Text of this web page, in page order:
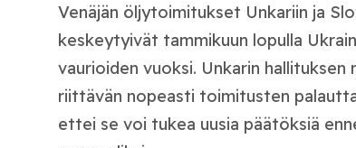
Venäjän öljytoimitukset Unkariin ja
keskeytyivät tammikuun lopulla
vaurioiden vuoksi. Unkarin
riittävän nopeasti toimitusten
ettei se voi tukea uusia päätöksiä